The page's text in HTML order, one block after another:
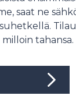
saat ne
tahansa.